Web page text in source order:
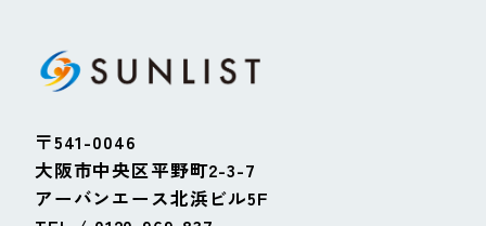
〒541-0046
大阪市中央区平野町2-3-7
アーバンエース北浜ビル5F